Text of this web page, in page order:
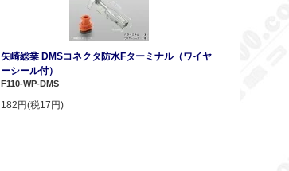
矢崎総業 DMSコネクタ防水Fターミナル（ワイヤ
ーシール付）
F110-WP-DMS
182円(税17円)